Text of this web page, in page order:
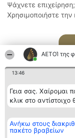
ΑΕΤΟΊ της
13:46
Γεια σας. Χαίρομαι
κλικ στο
Ανήκω στους
πακέτο βραβείων
Ψάχνετε
Χρησιμοποιήστε
Διοργανωτής της
κατάταξης
BEAUTIFUL COMPANY